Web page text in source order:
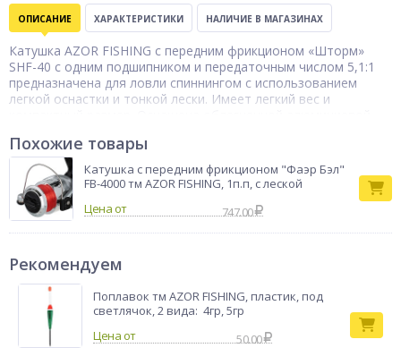
ОПИСАНИЕ ХАРАКТЕРИСТИКИ НАЛИЧИЕ В МАГАЗИНАХ
Катушка AZOR FISHING с передним фрикционом «Шторм»
SHF-40 с одним подшипником и передаточным числом 5,1:1
предназначена для ловли спиннингом с использованием
легкой оснастки и тонкой лески. Имеет легкий вес и
компьютерный баланс с тонким контролем изменения
нагрузки, что позволяет не пропустить клев рыбы.
Тип товара
Катушка с
фрикционом
Бренд
Azor fishing
Похожие товары
Катушка с передним фрикционом "Фаэр Бэл"
FB-4000 тм AZOR FISHING, 1п.п, с леской
Цена от
747.00
Рекомендуем
Поплавок тм AZOR FISHING, пластик, под
светлячок, 2 вида: 4гр, 5гр
50.00